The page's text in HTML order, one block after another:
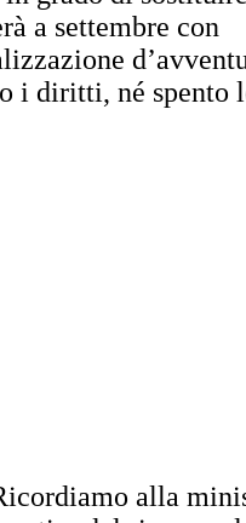
a settembre con
i diritti, né spento
alla